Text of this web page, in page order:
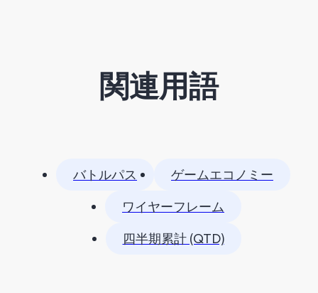
関連用語
バトルパス
ゲームエコノミー
ワイヤーフレーム
四半期累計 (QTD)